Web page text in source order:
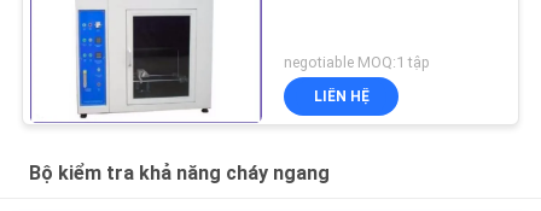
negotiable MOQ:1 tập
LIÊN HỆ
Bộ kiểm tra khả năng cháy ngang